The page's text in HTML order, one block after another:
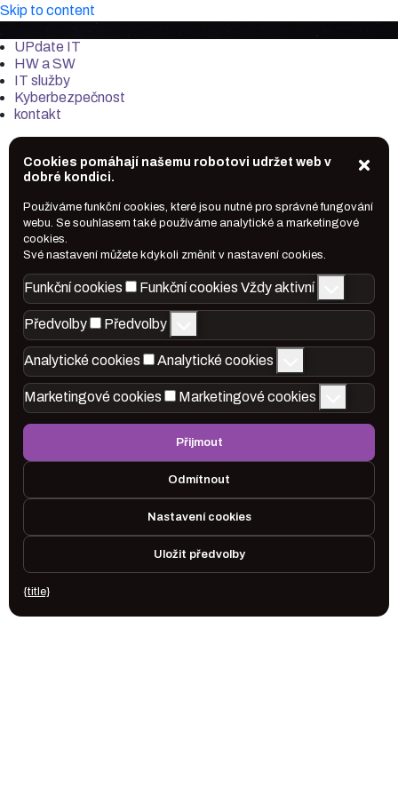
Skip to content
it-market.cz
UPdate IT
HW a SW
IT služby
Kyberbezpečnost
kontakt
Cookies pomáhají našemu robotovi udržet web v
dobré kondici.
Používáme funkční cookies, které jsou nutné pro správné fungování
webu. Se souhlasem také používáme analytické a marketingové
cookies.
Své nastavení můžete kdykoli změnit v nastavení cookies.
Funkční cookies Funkční cookies Vždy aktivní
Předvolby Předvolby
Analytické cookies Analytické cookies
Marketingové cookies Marketingové cookies
Přijmout
Odmítnout
Nastavení cookies
Uložit předvolby
{title}